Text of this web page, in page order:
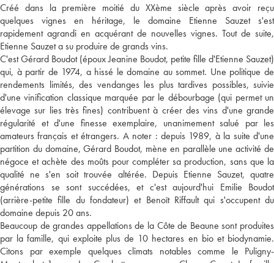
Créé dans la première moitié du XXème siècle après avoir reçu
quelques vignes en héritage, le domaine Etienne Sauzet s'est
rapidement agrandi en acquérant de nouvelles vignes. Tout de suite,
Etienne Sauzet a su produire de grands vins.
C'est Gérard Boudot (époux Jeanine Boudot, petite fille d'Etienne Sauzet)
qui, à partir de 1974, a hissé le domaine au sommet. Une politique de
rendements limités, des vendanges les plus tardives possibles, suivie
d'une vinification classique marquée par le débourbage (qui permet un
élevage sur lies très fines) contribuent à créer des vins d'une grande
régularité et d'une finesse exemplaire, unanimement salué par les
amateurs français et étrangers. A noter : depuis 1989, à la suite d'une
partition du domaine, Gérard Boudot, mène en parallèle une activité de
négoce et achète des moûts pour compléter sa production, sans que la
qualité ne s'en soit trouvée altérée. Depuis Etienne Sauzet, quatre
générations se sont succédées, et c'est aujourd'hui Emilie Boudot
(arrière-petite fille du fondateur) et Benoît Riffault qui s'occupent du
domaine depuis 20 ans.
Beaucoup de grandes appellations de la Côte de Beaune sont produites
par la famille, qui exploite plus de 10 hectares en bio et biodynamie.
Citons par exemple quelques climats notables comme le Puligny-